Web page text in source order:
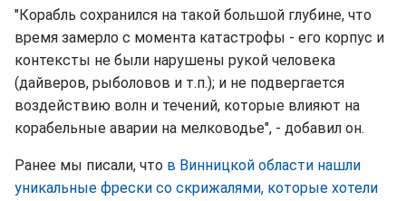
"Корабль сохранился на такой большой глубине, что
время замерло с момента катастрофы - его корпус и
контексты не были нарушены рукой человека
(дайверов, рыболовов и т.п.); и не подвергается
воздействию волн и течений, которые влияют на
корабельные аварии на мелководье", - добавил он.
Ранее мы писали, что в Винницкой области нашли
уникальные фрески со скрижалями, которые хотели